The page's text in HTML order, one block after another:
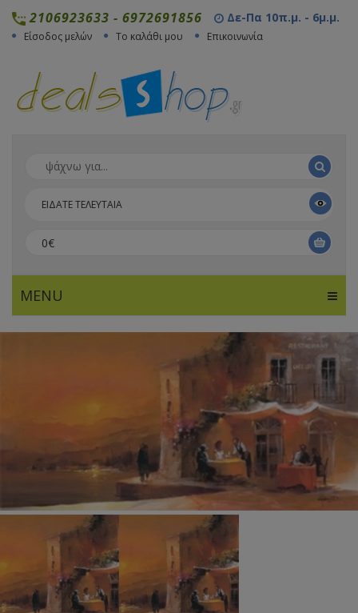
2106923633 - 6972691856 Δε-Πα 10π.μ. - 6μ.μ.
Είσοδος μελών Το καλάθι μου Επικοινωνία
ΕΙΔΑΤΕ ΤΕΛΕΥΤΑΙΑ
0€
MENU